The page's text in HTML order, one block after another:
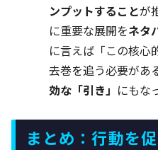
ンプットすることが
に重要な展開をネタ
に言えば「この核心
去巻を追う必要があ
効な「引き」 にもな
まとめ：行動を